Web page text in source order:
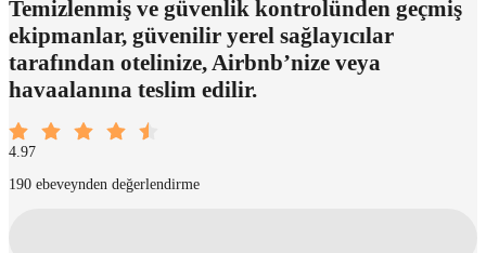
Temizlenmiş ve güvenlik kontrolünden geçmiş
ekipmanlar, güvenilir yerel sağlayıcılar
tarafından otelinize, Airbnb’nize veya
havaalanına teslim edilir.
4.97
190 ebeveynden değerlendirme